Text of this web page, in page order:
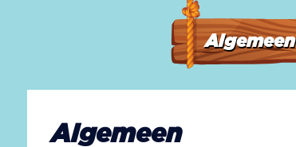
Algemeen
Algemeen